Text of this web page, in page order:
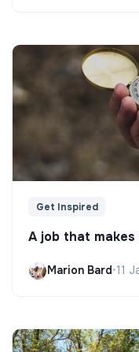
Get Inspired
A job that
Marion Bard•11